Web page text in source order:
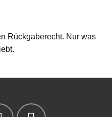
Rückgaberecht. Nur was